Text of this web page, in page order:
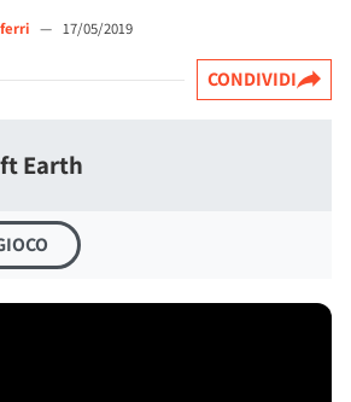
— 17/05/2019
CONDIVIDI
Earth